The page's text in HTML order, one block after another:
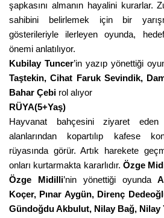
şapkasını almanın hayalini kurarlar.
sahibini belirlemek için bir
gösterileriyle ilerleyen oyunda,
önemi anlatılıyor.
Kubilay Tuncer’in yazıp yönettiği
Taştekin, Cihat Faruk Sevindik,
Bahar Çebi rol alıyor
RÜYA(5+Yaş)
Hayvanat bahçesini ziyaret
alanlarından kopartılıp kafese
rüyasında görür. Artık harekete
onları kurtarmakta kararlıdır. Özge
Özge Midilli’nin yönettiği oyunda
Koçer, Pınar Aygün, Direnç
Gündoğdu Akbulut, Nilay Bağ, Nilay